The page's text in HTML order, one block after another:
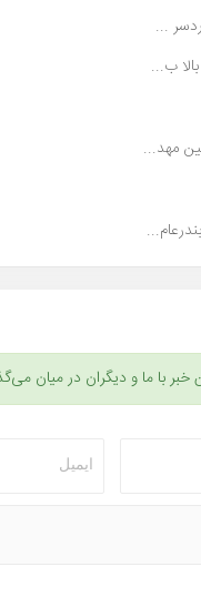
...
ب...
مهد...
خبر با ما و دیگران در میان